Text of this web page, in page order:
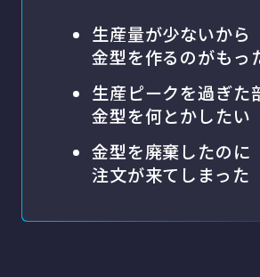
生産量が少ないから
金型を作るのがもっ
生産ピークを過ぎた
金型を何とかしたい
金型を廃棄したのに
注文が来てしまった